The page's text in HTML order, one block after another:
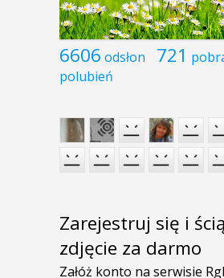
6606 odsłon 721
polubień
Zarejestruj się i
zdjęcie za darmo